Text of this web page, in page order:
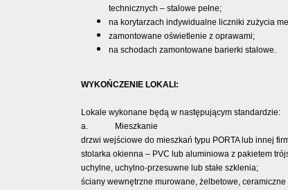
technicznych – stalowe pełne;
na korytarzach indywidualne liczniki zużycia
zamontowane oświetlenie z oprawami;
na schodach zamontowane barierki stalowe.
WYKOŃCZENIE LOKALI:
Lokale wykonane będą w następującym standardzie:
a. Mieszkanie
drzwi wejściowe do mieszkań typu PORTA lub innej
stolarka okienna – PVC lub aluminiowa z pakietem
uchylne, uchylno-przesuwne lub stałe szklenia;
ściany wewnętrzne murowane, żelbetowe,